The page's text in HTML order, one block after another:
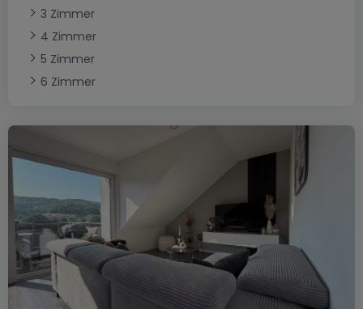
3 Zimmer
4 Zimmer
5 Zimmer
6 Zimmer